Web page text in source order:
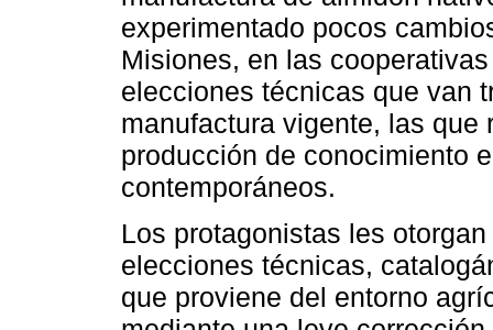
experimentado pocos
Misiones, en las
elecciones técnicas que van
manufactura vigente, las
producción de conocimiento
contemporáneos.
Los protagonistas les
elecciones técnicas,
que proviene del entorno